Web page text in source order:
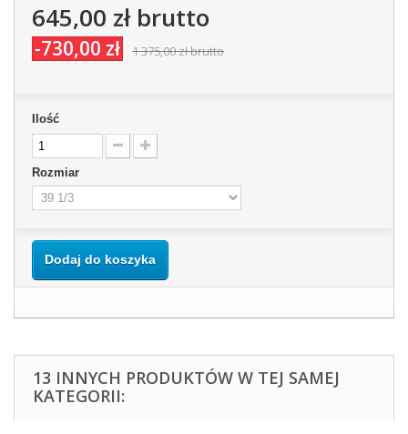
645,00 złbrutto
-730,00 zł 1 375,00 złbrutto
Ilość
Rozmiar
Dodaj do koszyka
13 INNYCH PRODUKTÓW W TEJ SAMEJ
KATEGORII: